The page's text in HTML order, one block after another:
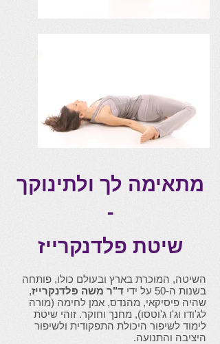
מתאימה לך ולתינוקך
-
שיטת פלדנקרייז
השיטה, המוכרת בארץ ובעולם כולו, פותחה
בשנות ה-50 על ידי
ד"ר משה פלדנקרייז,
שהיה פיסיקאי, מהנדס, אמן לחימה (מורה
לג'ודו וג'ו ג'וטסו), מחנך וחוקר. זוהי שיטת
לימוד לשיפור היכולת התפקודית ולשיפור
היציבה והתנועה.